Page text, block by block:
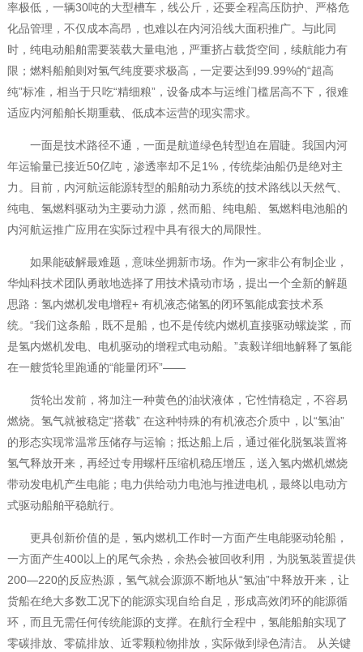
率极低，一辆30吨的大型槽车，线公斤，还要全程高压防护、严格危
化品管理，不仅成本高昂，也难以在内河沿线大面积推广。与此同
时，纯电动船舶需要装载大量电池，严重挤占载货空间，续航能力有
限；燃料船舶则对氢气纯度要求极高，一定要达到99.99%的“超高
纯”标准，相当于只吃“精细粮”，设备成本与运维门槛居高不下，很难
适应内河船舶长期重载、低成本运营的现实需求。
一面是技术路径不通，一面是航道绿色转型迫在眉睫。我国内河
年运输量已接近50亿吨，渗透率却不足1%，传统柴油船仍是绝对主
力。目前，内河航运能源转型的船舶动力系统的技术路线以天然气、
纯电、氢燃料驱动为主要动力源，然而船、纯电船、氢燃料电池船的
内河航运推广应用在实际过程中具有很大的局限性。
如果能破解最难题，意味坐拥新市场。作为一家非公有制企业，
华灿科技术团队勇敢地选择了用技术撬动市场，提出一个全新的解题
思路：氢内燃机发电增程+ 有机液态储氢的闭环氢能成套技术系
统。“我们这条船，既不是船，也不是传统内燃机直接驱动螺旋桨，而
是氢内燃机发电、电机驱动的增程式电动船。”袁毅详细地解释了氢能
在一艘货轮里跑通的“能量闭环”——
货轮出发前，将加注一种黄色的油状液体，它性情稳定，不容易
燃烧。氢气就被稳定“搭载” 在这种特殊的有机液态介质中，以“氢油”
的形态实现常温常压储存与运输；抵达船上后，通过催化脱氢装置将
氢气释放开来，再经过专用螺杆压缩机稳压增压，送入氢内燃机燃烧
带动发电机产生电能；电力供给动力电池与推进电机，最终以电动方
式驱动船舶平稳航行。
更具创新价值的是，氢内燃机工作时一方面产生电能驱动轮船，
一方面产生400以上的尾气余热，余热会被回收利用，为脱氢装置提供
200—220的反应热源，氢气就会源源不断地从“氢油”中释放开来，让
货船在绝大多数工况下的能源实现自给自足，形成高效闭环的能源循
环，而且无需任何传统能源的支撑。在航行全程中，氢能船舶实现了
零碳排放、零硫排放、近零颗粒物排放，实际做到绿色清洁。 从关键